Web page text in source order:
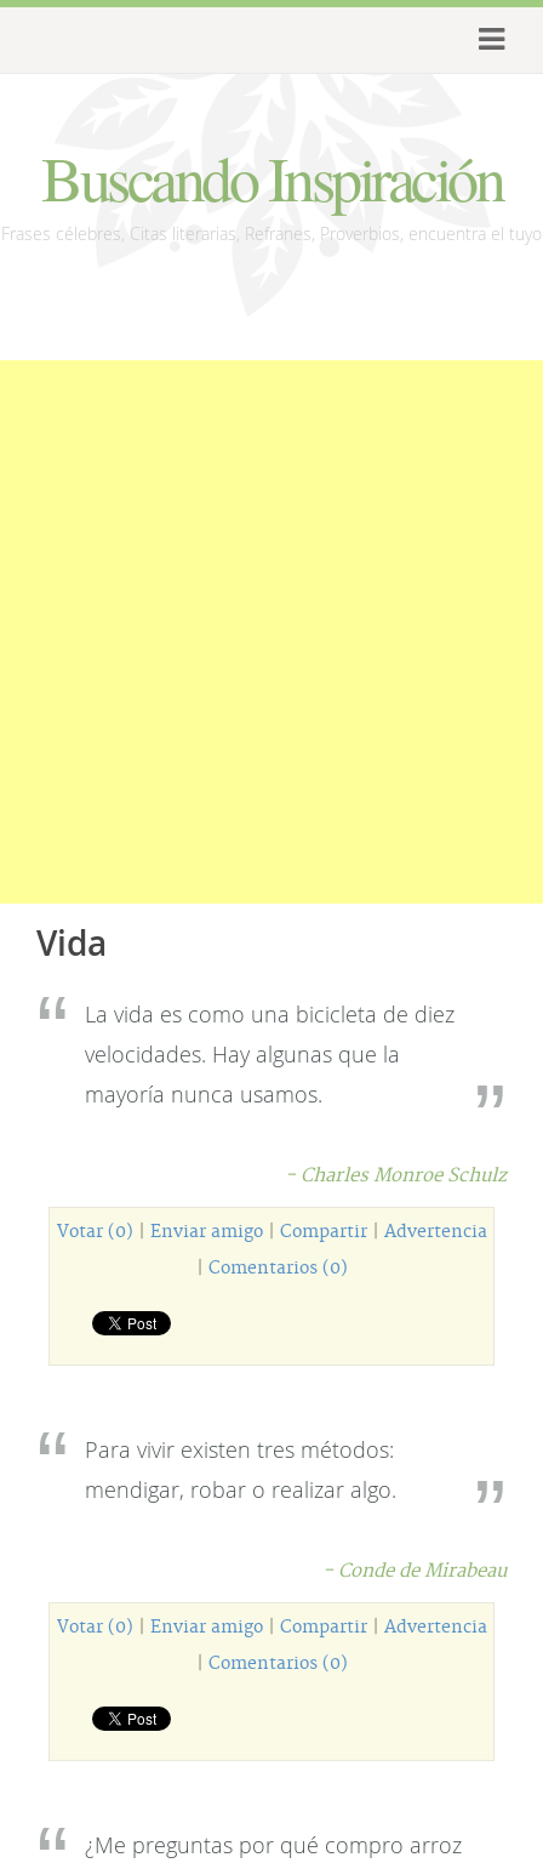
Buscando Inspiración
Frases célebres, Citas literarias, Refranes, Proverbios, encuentra el tuyo
Vida
La vida es como una bicicleta de diez
velocidades. Hay algunas que la
mayoría nunca usamos.
- Charles Monroe Schulz
Votar (0) Enviar amigo| Compartir| Advertencia
Comentarios (0)
Para vivir existen tres métodos:
mendigar, robar o realizar algo.
- Conde de Mirabeau
Votar (0) Enviar amigo| Compartir| Advertencia
Comentarios (0)
¿Me preguntas por qué compro arroz